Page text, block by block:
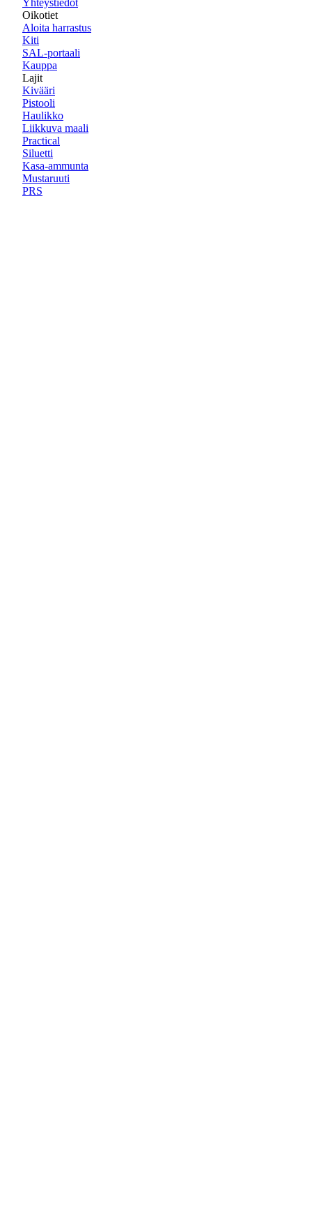
Yhteystiedot
Oikotiet
Aloita harrastus
Kiti
SAL-portaali
Kauppa
Lajit
Kivääri
Pistooli
Haulikko
Liikkuva maali
Practical
Siluetti
Kasa-ammunta
Mustaruuti
PRS